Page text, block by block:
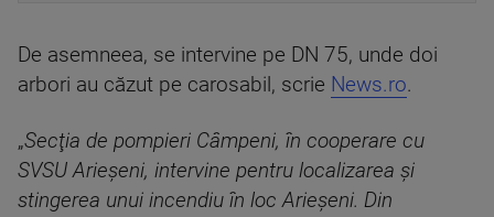
De asemneea, se intervine pe DN 75, unde doi
arbori au căzut pe carosabil, scrie News.ro.
„Secţia de pompieri Câmpeni, în cooperare cu
SVSU Arieşeni, intervine pentru localizarea şi
stingerea unui incendiu în loc Arieşeni. Din